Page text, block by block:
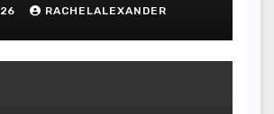
RACHELALEXANDER